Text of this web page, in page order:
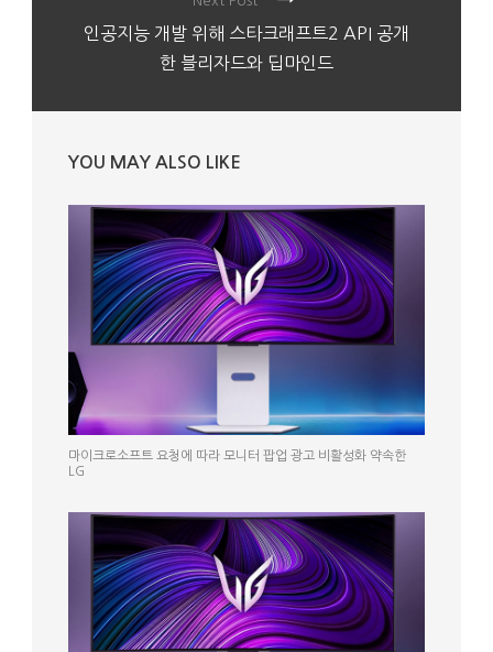
인공지능 개발 위해 스타크래프트2 API 공개
한 블리자드와 딥마인드
YOU MAY ALSO LIKE
마이크로소프트 요청에 따라 모니터 팝업 광고 비활성화 약속한
LG